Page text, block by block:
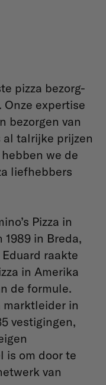
pizza bezorg-
expertise
bezorgen van
al talrijke prijzen
we de
liefhebbers
Pizza in
in Breda,
raakte
in Amerika
de formule.
marktleider in
vestigingen,
is om door te
van